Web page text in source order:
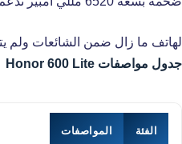
لهاتف ما زال ضمن الشائعات ولم
جدول مواصفات Honor 600 Lite
الفئة المواصفات